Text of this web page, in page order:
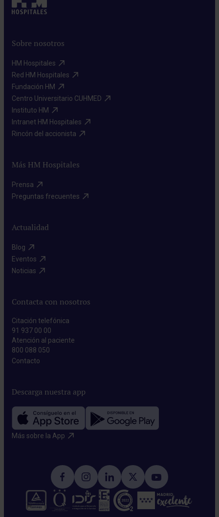
Sobre nosotros
HM Hospitales​
Red HM Hospitales​
Fundación HM​
Centro Universitario CUHMED​
Instituto HM​
Intranet HM Hospitales​
Rincón del accionista​
Más HM Hospitales
Prensa​
Preguntas frecuentes​
Actualidad
Blog​
Eventos​
Noticias​
Contacta con nosotros
Citación telefónica
91 937 00 00
Atención al paciente
800 088 050
Contacto​
Descarga nuestra app
Más sobre la App​